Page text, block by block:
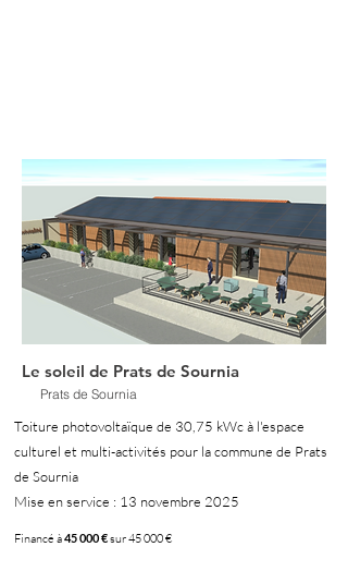
Le soleil de Prats de Sournia
Prats de Sournia
Toiture photovoltaïque de 30,75 kWc à l'espace
culturel et multi-activités pour la commune de Prats
de Sournia
Mise en service : 13 novembre 2025
Financé à45 000 €sur 45 000 €